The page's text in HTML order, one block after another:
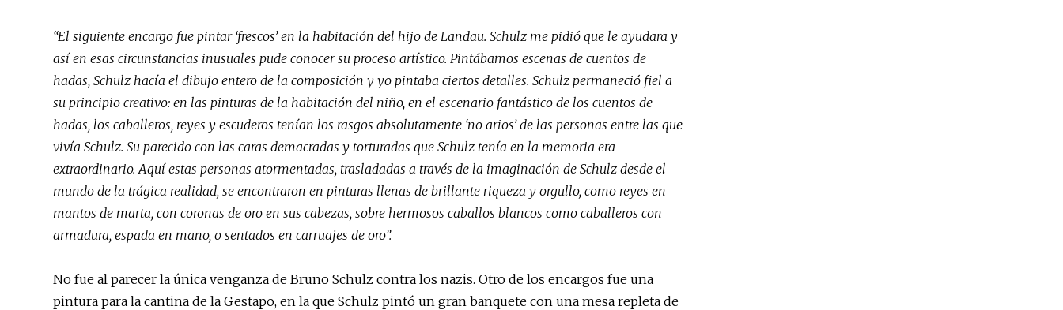
“El siguiente encargo fue pintar ‘frescos’ en la habitación del hijo de Landau. Schulz me pidió que le ayudara y
así en esas circunstancias inusuales pude conocer su proceso artístico. Pintábamos escenas de cuentos de
hadas, Schulz hacía el dibujo entero de la composición y yo pintaba ciertos detalles. Schulz permaneció fiel a
su principio creativo: en las pinturas de la habitación del niño, en el escenario fantástico de los cuentos de
hadas, los caballeros, reyes y escuderos tenían los rasgos absolutamente ‘no arios’ de las personas entre las que
vivía Schulz. Su parecido con las caras demacradas y torturadas que Schulz tenía en la memoria era
extraordinario. Aquí estas personas atormentadas, trasladadas a través de la imaginación de Schulz desde el
mundo de la trágica realidad, se encontraron en pinturas llenas de brillante riqueza y orgullo, como reyes en
mantos de marta, con coronas de oro en sus cabezas, sobre hermosos caballos blancos como caballeros con
armadura, espada en mano, o sentados en carruajes de oro”.
No fue al parecer la única venganza de Bruno Schulz contra los nazis. Otro de los encargos fue una
pintura para la cantina de la Gestapo, en la que Schulz pintó un gran banquete con una mesa repleta de